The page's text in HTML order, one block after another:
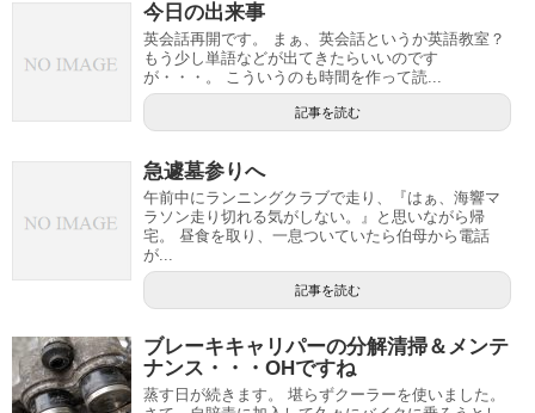
今日の出来事
英会話再開です。 まぁ、英会話というか英語教室？
もう少し単語などが出てきたらいいのです
が・・・。 こういうのも時間を作って読...
記事を読む
急遽墓参りへ
午前中にランニングクラブで走り、『はぁ、海響マ
ラソン走り切れる気がしない。』と思いながら帰
宅。 昼食を取り、一息ついていたら伯母から電話
が...
記事を読む
ブレーキキャリパーの分解清掃＆メンテ
ナンス・・・OHですね
蒸す日が続きます。 堪らずクーラーを使いました。